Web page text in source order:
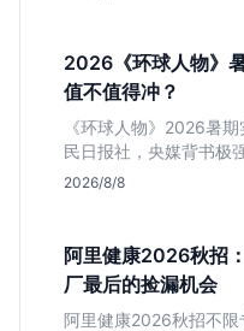
2026《环球人物》
值不值得冲？
《环球人物》2026暑
民日报社，央媒背书极
适合追求高含金量简历
2026/8/8
阿里健康2026秋招
厂最后的捡漏机会
阿里健康2026秋招不限